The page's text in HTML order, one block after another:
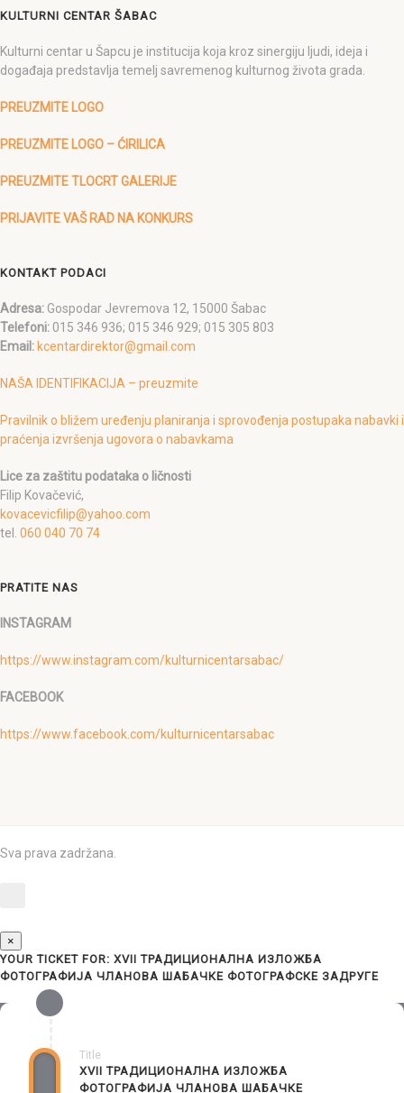
KULTURNI CENTAR ŠABAC
Kulturni centar u Šapcu je institucija koja kroz sinergiju ljudi, ideja i
događaja predstavlja temelj savremenog kulturnog života grada.
PREUZMITE LOGO
PREUZMITE LOGO – ĆIRILICA
PREUZMITE TLOCRT GALERIJE
PRIJAVITE VAŠ RAD NA KONKURS
KONTAKT PODACI
Adresa: Gospodar Jevremova 12, 15000 Šabac
Telefoni: 015 346 936; 015 346 929; 015 305 803
Email: kcentardirektor@gmail.com
NAŠA IDENTIFIKACIJA – preuzmite
Pravilnik o bližem uređenju planiranja i sprovođenja postupaka nabavki i
praćenja izvršenja ugovora o nabavkama
Lice za zaštitu podataka o ličnosti
Filip Kovačević,
kovacevicfilip@yahoo.com
tel. 060 040 70 74
PRATITE NAS
INSTAGRAM
https://www.instagram.com/kulturnicentarsabac/
FACEBOOK
https://www.facebook.com/kulturnicentarsabac
Sva prava zadržana.
×
YOUR TICKET FOR: XVII ТРАДИЦИОНАЛНA ИЗЛОЖБA
ФОТОГРАФИЈА ЧЛАНОВА ШАБАЧКЕ ФОТОГРАФСКЕ ЗАДРУГЕ
Title
XVII ТРАДИЦИОНАЛНA ИЗЛОЖБA
ФОТОГРАФИЈА ЧЛАНОВА ШАБАЧКЕ